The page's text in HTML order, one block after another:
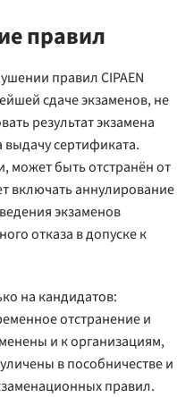
правил
правил CIPAEN
сдаче экзаменов, не
результат экзамена
выдачу сертификата.
может быть отстранён от
включать аннулирование
экзаменов
отказа в допуске к
на кандидатов:
отстранение и
и к организациям,
в пособничестве и
правил.